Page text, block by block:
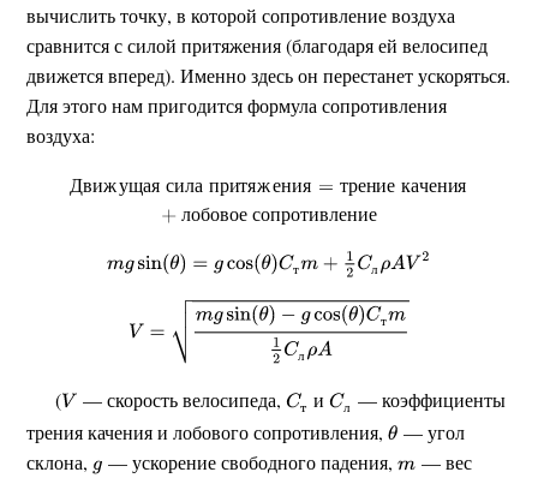
вычислить точку, в которой сопротивление воздуха
сравнится с силой притяжения (благодаря ей велосипед
движется вперед). Именно здесь он перестанет ускоряться.
Для этого нам пригодится формула сопротивления
воздуха:
Движущая сила притяжения трение качения
лобовое сопротивление
т л
т
л
( — скорость велосипеда, т и л — коэффициенты
трения качения и лобового сопротивления,
— угол
склона,
— ускорение свободного падения,
— вес